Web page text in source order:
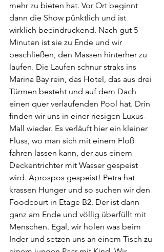
mehr zu bieten hat. Vor Ort beginnt
dann die Show pünktlich und ist
wirklich beeindruckend. Nach gut 5
Minuten ist sie zu Ende und wir
beschließen, den Massen hinterher zu
laufen. Die Laufen schnur straks ins
Marina Bay rein, das Hotel, das aus drei
Türmen besteht und auf dem Dach
einen quer verlaufenden Pool hat. Drin
finden wir uns in einer riesigen Luxus-
Mall wieder. Es verläuft hier ein kleiner
Fluss, wo man sich mit einem Floß
fahren lassen kann, der aus einem
Deckentrichter mit Wasser gespeist
wird. Aprospos gespeist! Petra hat
krassen Hunger und so suchen wir den
Foodcourt in Etage B2. Der ist dann
ganz am Ende und völlig überfüllt mit
Menschen. Egal, wir holen was beim
Inder und setzen uns an einem Tisch zu